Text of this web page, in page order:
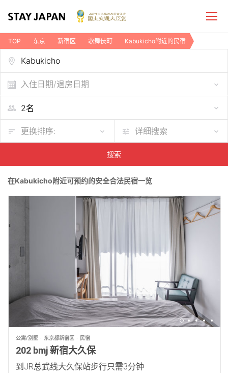
TOP 东京 新宿区 歌舞伎町 Kabukicho附近的民宿
入住日期/退房日期
更换排序: 详细搜索
搜索
在Kabukicho附近可预约的安全合法民宿一览
公寓/别墅 东京都新宿区 民宿
202 bmj 新宿大久保
到JR总武线大久保站步行只需3分钟